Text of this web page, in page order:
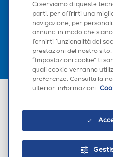
Scarica la nostra app
Euronics Italia SpA. Sede legale Via
Ci serviamo di queste
parti, per offrirti una
navigazione, per
annunci in modo che
fornirti funzionalità dei
prestazioni del nostro
“Impostazioni cookie” ti
quali cookie verranno
preferenze. Consulta la
ulteriori informazioni.